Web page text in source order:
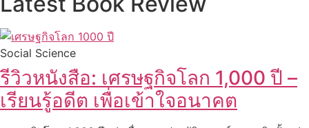
Social Science
รีวิวหนังสือ: เศรษฐกิจโลก 1,000 ปี –
เรียนรู้อดีต เพื่อเข้าใจอนาคต